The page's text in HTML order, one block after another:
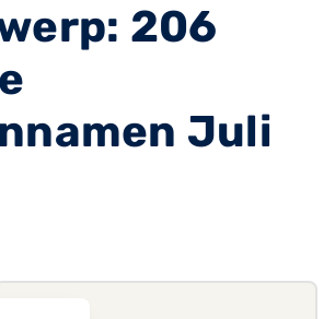
206
Juli